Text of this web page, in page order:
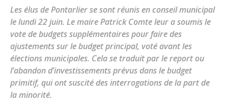
Les élus de Pontarlier se sont réunis en conseil municipal
le lundi 22 juin. Le maire Patrick Comte leur a soumis le
vote de budgets supplémentaires pour faire des
ajustements sur le budget principal, voté avant les
élections municipales. Cela se traduit par le report ou
l’abandon d’investissements prévus dans le budget
primitif, qui ont suscité des interrogations de la part de
la minorité.